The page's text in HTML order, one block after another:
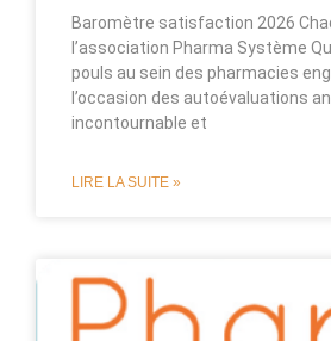
Baromètre satisfaction 2026
l’association Pharma Système
pouls au sein des pharmacies
l’occasion des autoévaluations
incontournable et
LIRE LA SUITE »